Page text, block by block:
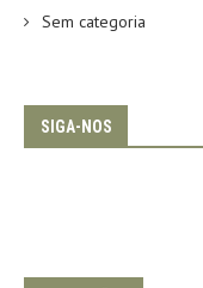
Sem categoria
SIGA-NOS